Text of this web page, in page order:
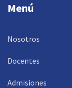
Menú
Nosotros
Docentes
Admisiones